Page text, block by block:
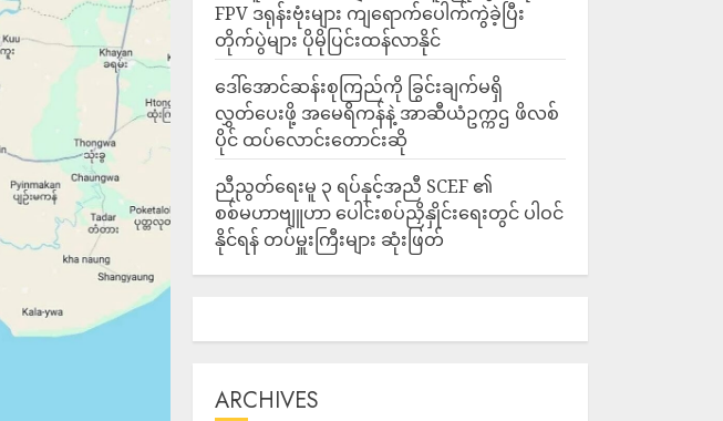
FPV ဒရုန်းဗုံးများ ကျရောက်ပေါက်ကွဲခဲ့ပြီး
တိုက်ပွဲများ ပိုမိုပြင်းထန်လာနိုင်
ဒေါ်အောင်ဆန်းစုကြည်ကို ခြွင်းချက်မရှိ
လွှတ်ပေးဖို့ အမေရိကန်နဲ့ အာဆီယံဥက္ကဌ ဖိလစ်
ပိုင် ထပ်လောင်းတောင်းဆို
ညီညွတ်ရေးမူ ၃ ရပ်နှင့်အညီ SCEF ၏
စစ်မဟာဗျူဟာ ပေါင်းစပ်ညှိနှိုင်းရေးတွင် ပါဝင်
နိုင်ရန် တပ်မှူးကြီးများ ဆုံးဖြတ်
ARCHIVES